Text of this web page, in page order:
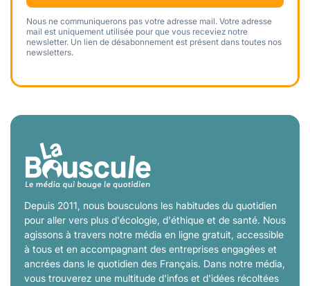
Nous ne communiquerons pas votre adresse mail. Votre adresse
mail est uniquement utilisée pour que vous receviez notre
newsletter. Un lien de désabonnement est présent dans toutes nos
newsletters.
Depuis 2011, nous bousculons les habitudes du quotidien
pour aller vers plus d'écologie, d'éthique et de santé. Nous
agissons à travers notre média en ligne gratuit, accessible
à tous et en accompagnant des entreprises engagées et
ancrées dans le quotidien des Français. Dans notre média,
vous trouverez une multitude d'infos et d'idées récoltées